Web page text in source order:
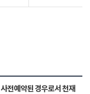
사전예약된 경우로서 천재